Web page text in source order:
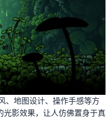
、地图设计、操作手感等方
光影效果，让人仿佛置身于真